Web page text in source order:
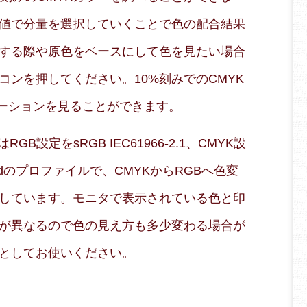
で分量を選択していくことで色の配合結果
る際や原色をベースにして色を見たい場合
ンを押してください。10%刻みでのCMYK
ョンを見ることができます。
設定をsRGB IEC61966-2.1、CMYK設
プロファイルで、CMYKからRGBへ色変
ています。モニタで表示されている色と印
異なるので色の見え方も多少変わる場合が
してお使いください。